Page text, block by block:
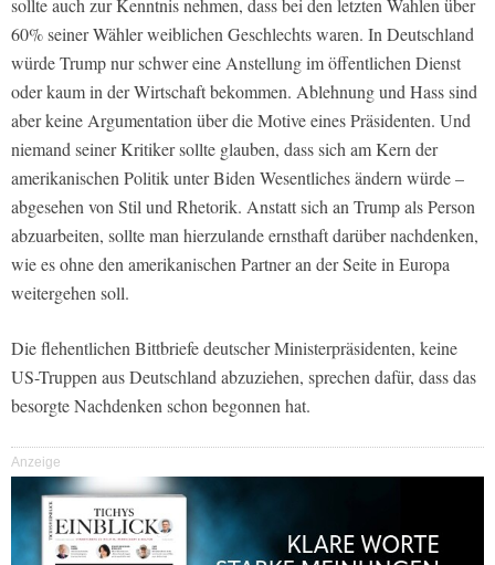
60% seiner Wähler weiblichen Geschlechts waren. In Deutschland
würde Trump nur schwer eine Anstellung im öffentlichen Dienst
oder kaum in der Wirtschaft bekommen. Ablehnung und Hass sind
aber keine Argumentation über die Motive eines Präsidenten. Und
niemand seiner Kritiker sollte glauben, dass sich am Kern der
amerikanischen Politik unter Biden Wesentliches ändern würde –
abgesehen von Stil und Rhetorik. Anstatt sich an Trump als Person
abzuarbeiten, sollte man hierzulande ernsthaft darüber nachdenken,
wie es ohne den amerikanischen Partner an der Seite in Europa
weitergehen soll.
Die flehentlichen Bittbriefe deutscher Ministerpräsidenten, keine
US-Truppen aus Deutschland abzuziehen, sprechen dafür, dass das
besorgte Nachdenken schon begonnen hat.
Anzeige